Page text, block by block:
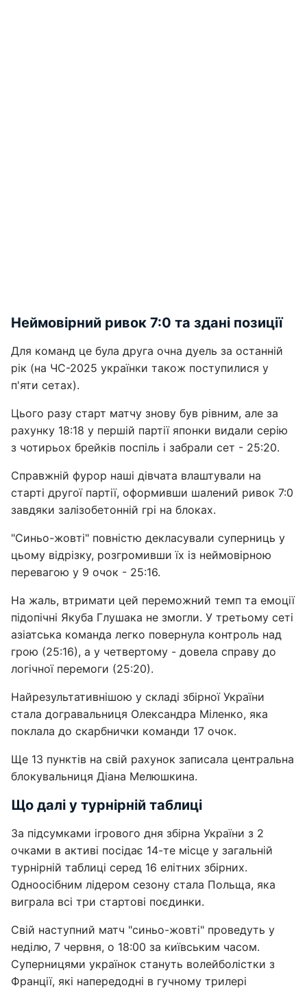
Неймовірний ривок 7:0 та здані позиції
Для команд це була друга очна дуель за останній
рік (на ЧС-2025 українки також поступилися у
п'яти сетах).
Цього разу старт матчу знову був рівним, але за
рахунку 18:18 у першій партії японки видали серію
з чотирьох брейків поспіль і забрали сет - 25:20.
Справжній фурор наші дівчата влаштували на
старті другої партії, оформивши шалений ривок 7:0
завдяки залізобетонній грі на блоках.
"Синьо-жовті" повністю декласували суперниць у
цьому відрізку, розгромивши їх із неймовірною
перевагою у 9 очок - 25:16.
На жаль, втримати цей переможний темп та емоції
підопічні Якуба Глушака не змогли. У третьому сеті
азіатська команда легко повернула контроль над
грою (25:16), а у четвертому - довела справу до
логічної перемоги (25:20).
Найрезультативнішою у складі збірної України
стала догравальниця Олександра Міленко, яка
поклала до скарбнички команди 17 очок.
Ще 13 пунктів на свій рахунок записала центральна
блокувальниця Діана Мелюшкина.
Що далі у турнірній таблиці
За підсумками ігрового дня збірна України з 2
очками в активі посідає 14-те місце у загальній
турнірній таблиці серед 16 елітних збірних.
Одноосібним лідером сезону стала Польща, яка
виграла всі три стартові поєдинки.
Свій наступний матч "синьо-жовті" проведуть у
неділю, 7 червня, о 18:00 за київським часом.
Суперницями українок стануть волейболістки з
Франції, які напередодні в гучному трилері